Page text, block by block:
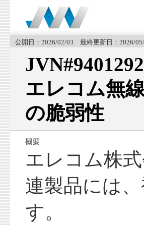
公開日：2026/02/03 最終更新日：2026/
エレコム無
の脆弱性
エレコム株
連製品には
す。